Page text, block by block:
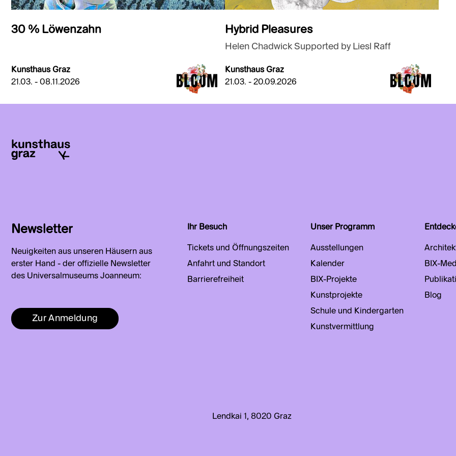
30 % Löwenzahn
Kunsthaus Graz
21.03. - 08.11.2026
Hybrid Pleasures
Helen Chadwick Supported by Liesl Raff
Kunsthaus Graz
21.03. - 20.09.2026
Newsletter
Neuigkeiten aus unseren Häusern aus
erster Hand - der offizielle Newsletter
des Universalmuseums Joanneum:
Zur Anmeldung
Ihr Besuch
Tickets und Öffnungszeiten
Anfahrt und Standort
Barrierefreiheit
Unser Programm
Ausstellungen
Kalender
BIX-Projekte
Kunstprojekte
Schule und Kindergarten
Kunstvermittlung
BIX-
Blog
Lendkai 1, 8020 Graz